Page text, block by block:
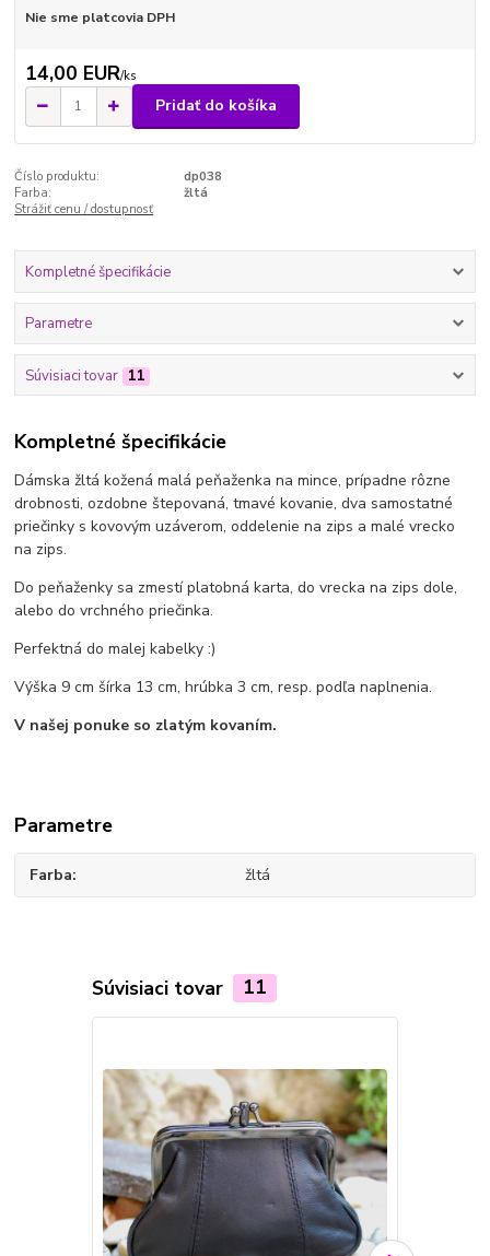
Nie sme platcovia DPH
14,00 EUR/ks
Pridať do košíka
Číslo produktu:
dp038
Farba:
žltá
Strážiť cenu / dostupnosť
Kompletné špecifikácie
Parametre
Súvisiaci tovar 11
Kompletné špecifikácie
Dámska žltá kožená malá peňaženka na mince, prípadne rôzne
drobnosti, ozdobne štepovaná, tmavé kovanie, dva samostatné
priečinky s kovovým uzáverom, oddelenie na zips a malé vrecko
na zips.
Do peňaženky sa zmestí platobná karta, do vrecka na zips dole,
alebo do vrchného priečinka.
Perfektná do malej kabelky :)
Výška 9 cm šírka 13 cm, hrúbka 3 cm, resp. podľa naplnenia.
V našej ponuke so zlatým kovaním.
Parametre
Farba žltá
Súvisiaci tovar 11